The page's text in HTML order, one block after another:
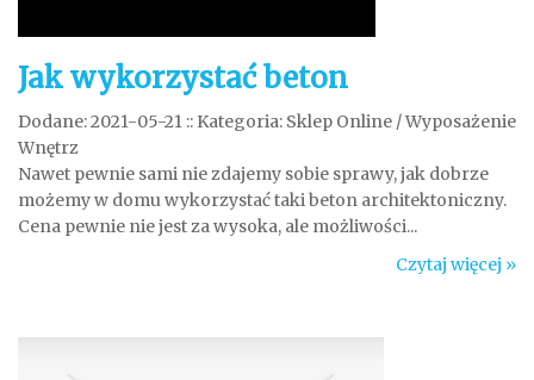
Jak wykorzystać beton
Dodane: 2021-05-21 :: Kategoria: Sklep Online / Wyposażenie
Wnętrz
Nawet pewnie sami nie zdajemy sobie sprawy, jak dobrze
możemy w domu wykorzystać taki beton architektoniczny.
Cena pewnie nie jest za wysoka, ale możliwości...
Czytaj więcej »